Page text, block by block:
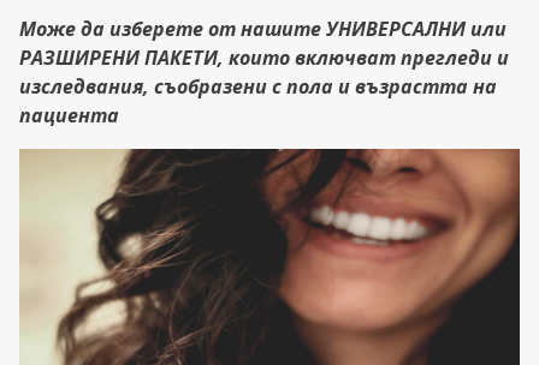
Може да изберете от нашите УНИВЕРСАЛНИ или
РАЗШИРЕНИ ПАКЕТИ, които включват прегледи и
изследвания, съобразени с пола и възрастта на
пациента